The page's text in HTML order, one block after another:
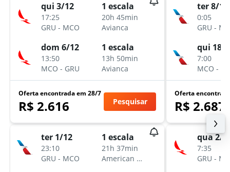
qui 3/12
17:25
GRU - MCO
1 escala
20h 45min
Avianca
dom 6/12
13:50
MCO - GRU
1 escala
13h 50min
Avianca
Oferta encontrada em 28/7
R$ 2.616 Pesquisar
ter 1/12
23:10
GRU - MCO
1 escala
21h 37min
American Airlines
ter 8/12
0:05
GRU -
qui 18/2
7:00
MCO -
Oferta
R$ 2.687
qua 2/
7:35
GRU -